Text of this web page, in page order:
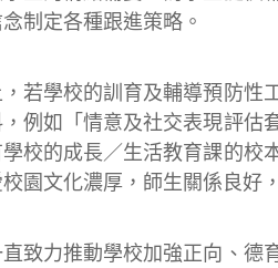
制定各種跟進策略。
學校的訓育及輔導預防性工
例如「情意及社交表現評估
校的成長／生活教育課的校
園文化濃厚，師生關係良好
力推動學校加強正向、德育